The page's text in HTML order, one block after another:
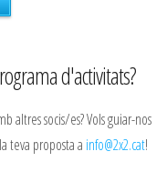
d'activitats?
altres socis/es? Vols guiar-nos
teva proposta a info@2x2.cat!